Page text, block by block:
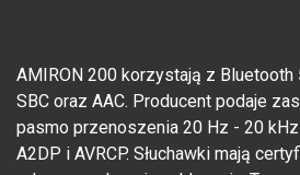
AMIRON 200 korzystają z Bluetooth
SBC oraz AAC. Producent podaje
pasmo przenoszenia 20 Hz - 20
A2DP i AVRCP. Słuchawki mają